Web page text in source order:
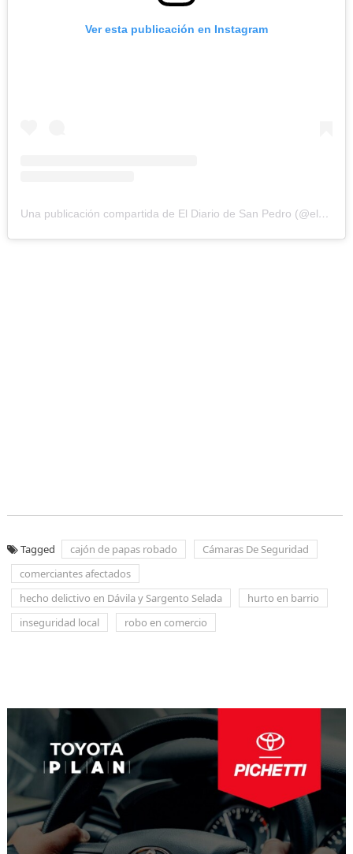
Ver esta publicación en Instagram
Una publicación compartida de El Diario de San Pedro (@eldiariosanpedro)
Tagged cajón de papas robado
Cámaras De Seguridad
comerciantes afectados
hecho delictivo en Dávila y Sargento Selada
hurto en barrio
inseguridad local
robo en comercio
entradas